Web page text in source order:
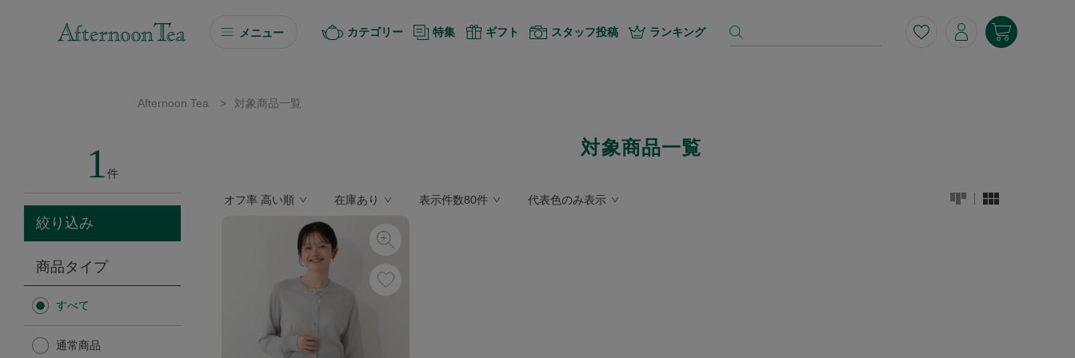
メニュー
ソーシャルギフト
カタログギフト
Afternoon Tea TEAROOM
カテゴリー 特集 ギフト スタッフ投稿 ランキング
Afternoon Tea > 対象商品一覧
1件
絞り込み
商品タイプ
すべて
通常商品
対象商品一覧
オフ率 高い順 在庫あり 表示件数80件 代表色のみ表示